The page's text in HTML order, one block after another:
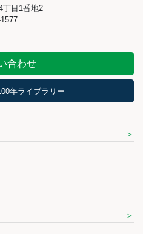
丁目1番地2
合わせ
年ライブラリー